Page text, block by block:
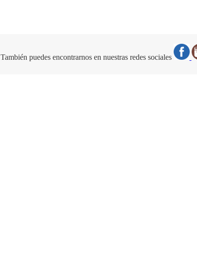
También puedes encontrarnos en nuestras redes sociales